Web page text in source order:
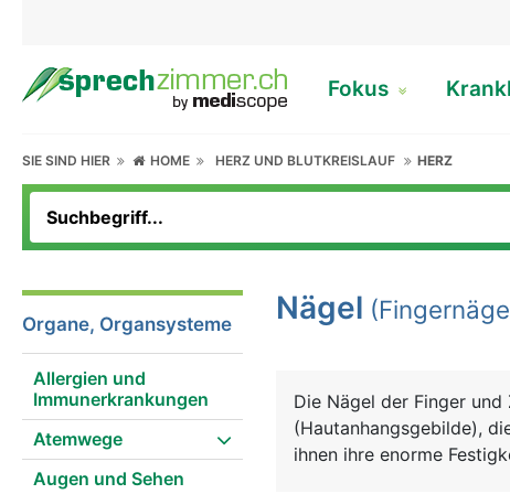
Fokus
SIE SIND HIER HOME HERZ UND BLUTKREISLAUF HERZ
Organe, Organsysteme
Allergien und
Immunerkrankungen
Atemwege
Augen und Sehen
Nägel
Die Nägel der Finger
(Hautanhangsgebilde),
ihnen ihre enorme